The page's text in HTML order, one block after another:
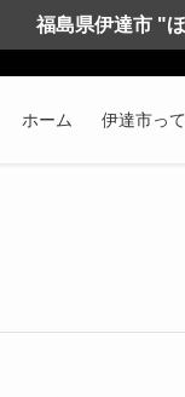
福島県伊達市 "
ホーム 伊達市っ